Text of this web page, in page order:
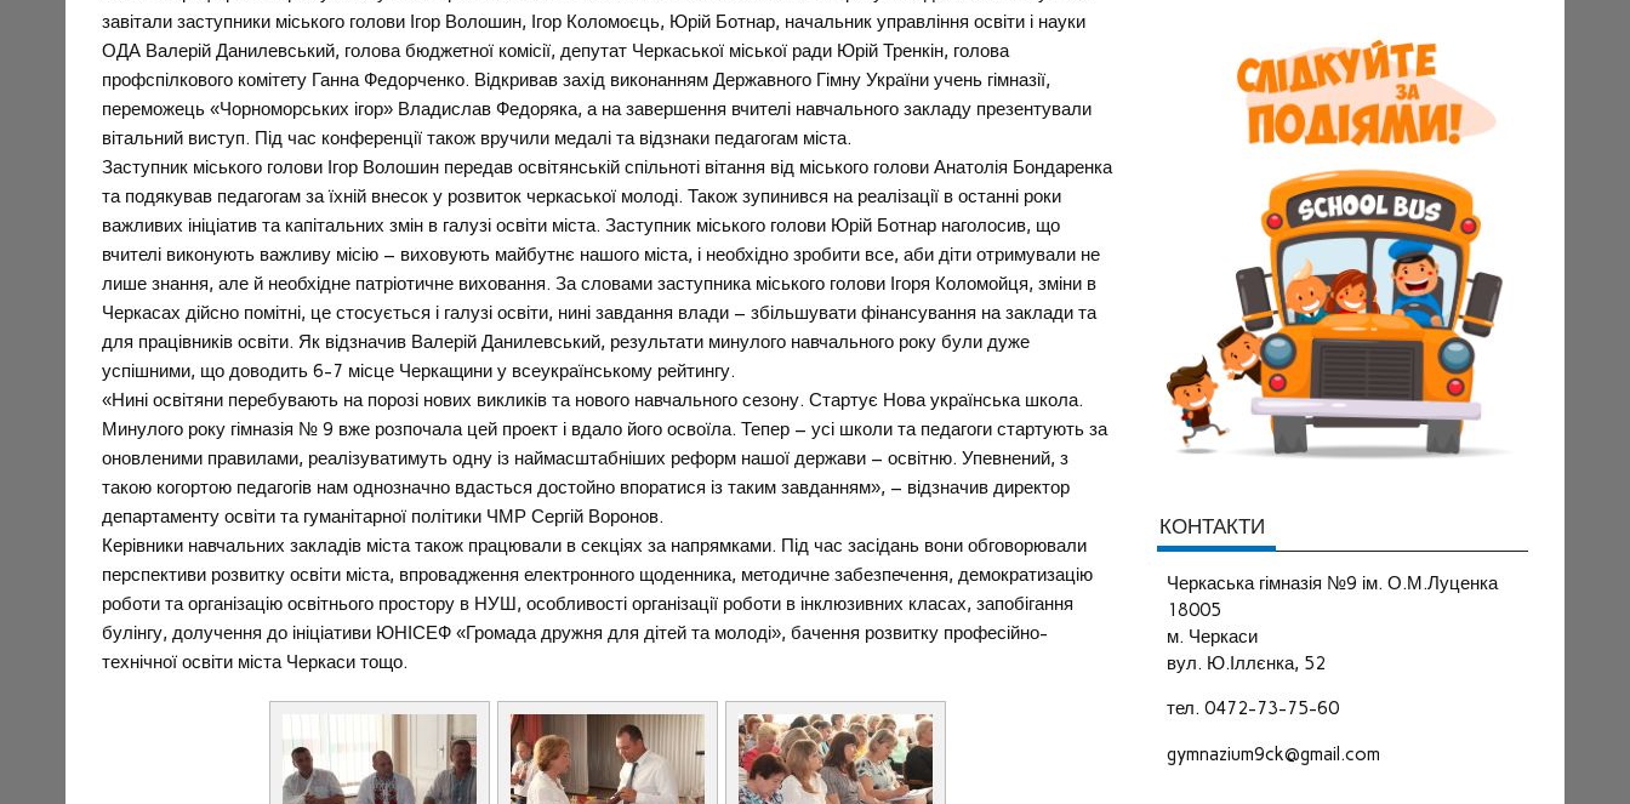
завітали заступники міського голови Ігор Волошин, Ігор Коломоєць, Юрій Ботнар, начальник управління освіти і науки
ОДА Валерій Данилевський, голова бюджетної комісії, депутат Черкаської міської ради Юрій Тренкін, голова
профспілкового комітету Ганна Федорченко. Відкривав захід виконанням Державного Гімну України учень гімназії,
переможець «Чорноморських ігор» Владислав Федоряка, а на завершення вчителі навчального закладу презентували
вітальний виступ. Під час конференції також вручили медалі та відзнаки педагогам міста.
Заступник міського голови Ігор Волошин передав освітянській спільноті вітання від міського голови Анатолія Бондаренка
та подякував педагогам за їхній внесок у розвиток черкаської молоді. Також зупинився на реалізації в останні роки
важливих ініціатив та капітальних змін в галузі освіти міста. Заступник міського голови Юрій Ботнар наголосив, що
вчителі виконують важливу місію – виховують майбутнє нашого міста, і необхідно зробити все, аби діти отримували не
лише знання, але й необхідне патріотичне виховання. За словами заступника міського голови Ігоря Коломойця, зміни в
Черкасах дійсно помітні, це стосується і галузі освіти, нині завдання влади – збільшувати фінансування на заклади та
для працівників освіти. Як відзначив Валерій Данилевський, результати минулого навчального року були дуже
успішними, що доводить 6-7 місце Черкащини у всеукраїнському рейтингу.
«Нині освітяни перебувають на порозі нових викликів та нового навчального сезону. Стартує Нова українська школа.
Минулого року гімназія № 9 вже розпочала цей проект і вдало його освоїла. Тепер – усі школи та педагоги стартують за
оновленими правилами, реалізуватимуть одну із наймасштабніших реформ нашої держави – освітню. Упевнений, з
такою когортою педагогів нам однозначно вдасться достойно впоратися із таким завданням», – відзначив директор
департаменту освіти та гуманітарної політики ЧМР Сергій Воронов.
Керівники навчальних закладів міста також працювали в секціях за напрямками. Під час засідань вони обговорювали
перспективи розвитку освіти міста, впровадження електронного щоденника, методичне забезпечення, демократизацію
роботи та організацію освітнього простору в НУШ, особливості організації роботи в інклюзивних класах, запобігання
булінгу, долучення до ініціативи ЮНІСЕФ «Громада дружня для дітей та молоді», бачення розвитку професійно-
технічної освіти міста Черкаси тощо.
КОНТАКТИ
Черкаська гімназія №9 ім. О.М.Луценка
18005
м. Черкаси
вул. Ю.Іллєнка, 52
тел. 0472-73-75-60
gymnazium9ck@gmail.com